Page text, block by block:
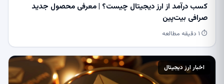
کسب درآمد از ارز دیجیتال چیست؟ | معرفی محصول جدید
صرافی بیت‌پین
⏱ ۱ دقیقه مطالعه
اخبار ارز دیجیتال